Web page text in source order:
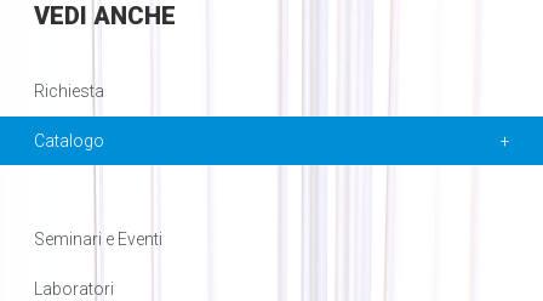
VEDI ANCHE
Richiesta
Catalogo
Seminari e Eventi
Laboratori